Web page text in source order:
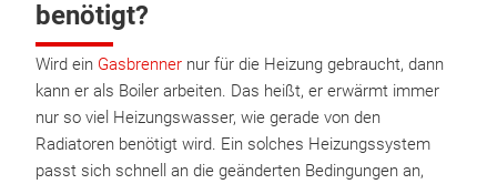
benötigt?
Wird ein Gasbrenner nur für die Heizung gebraucht, dann
kann er als Boiler arbeiten. Das heißt, er erwärmt immer
nur so viel Heizungswasser, wie gerade von den
Radiatoren benötigt wird. Ein solches Heizungssystem
passt sich schnell an die geänderten Bedingungen an,